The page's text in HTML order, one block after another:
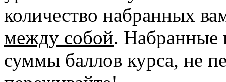
количество набранных
между собой. Набранные
суммы баллов курса, не